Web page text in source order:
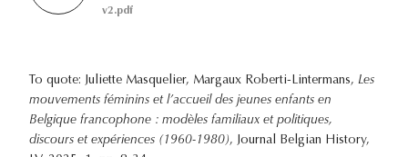
v2.pdf
To quote: Juliette Masquelier, Margaux Roberti-Lintermans, Les
mouvements féminins et l’accueil des jeunes enfants en
Belgique francophone : modèles familiaux et politiques,
discours et expériences (1960-1980), Journal Belgian History,